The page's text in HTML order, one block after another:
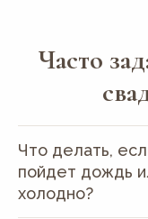
Часто
Что делать,
пойдет дождь
холодно?